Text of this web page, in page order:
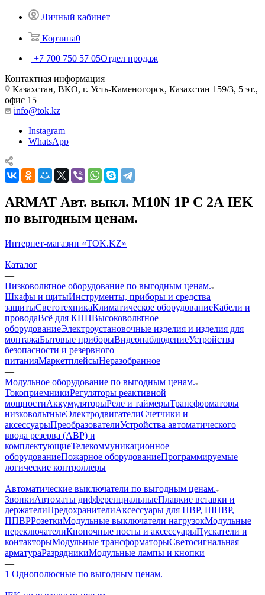
Личный кабинет
Корзина0
+7 700 750 57 05Отдел продаж
Контактная информация
Казахстан, ВКО, г. Усть-Каменогорск, Казахстан 159/3, 5 эт.,
офис 15
info@tok.kz
Instagram
WhatsApp
ARMAT Авт. выкл. M10N 1P C 2А IEK
по выгодным ценам.
Интернет-магазин «TOK.KZ»
—
Каталог
—
Низковольтное оборудование по выгодным ценам.
Шкафы и щитыИнструменты, приборы и средства
защитыСветотехникаКлиматическое оборудованиеКабели и
проводаВсё для КППВысоковольтное
оборудованиеЭлектроустановочные изделия и изделия для
монтажаБытовые приборыВидеонаблюдениеУстройства
безопасности и резервного
питанияМаркетплейсыНеразобранное
—
Модульное оборудование по выгодным ценам.
ТокоприемникиРегуляторы реактивной
мощностиАккумуляторыРеле и таймерыТрансформаторы
низковольтныеЭлектродвигателиСчетчики и
аксессуарыПреобразователиУстройства автоматического
ввода резерва (АВР) и
комплектующиеТелекоммуникационное
оборудованиеПожарное оборудованиеПрограммируемые
логические контроллеры
—
Автоматические выключатели по выгодным ценам.
ЗвонкиАвтоматы дифференциальныеПлавкие вставки и
держателиПредохранителиАксессуары для ПВР, ШПВР,
ППВРРозеткиМодульные выключатели нагрузокМодульные
переключателиКнопочные посты и аксессуарыПускатели и
контакторыМодульные трансформаторыСветосигнальная
арматураРазрядникиМодульные лампы и кнопки
—
1 Однополюсные по выгодным ценам.
—